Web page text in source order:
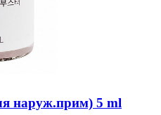
наруж.прим) 5 ml